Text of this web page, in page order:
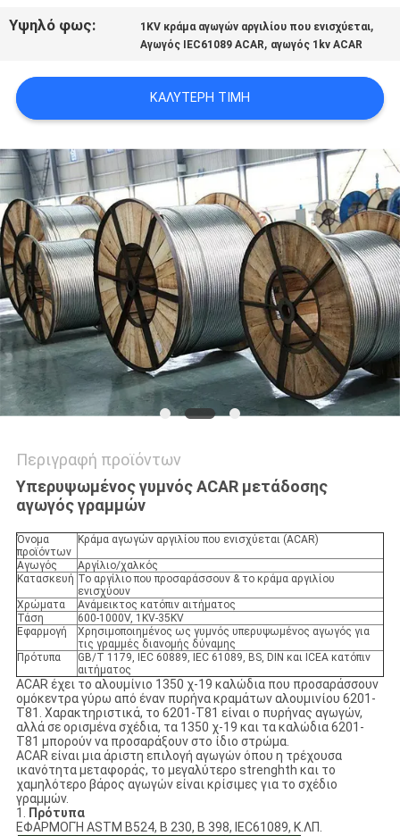
ΖΗΤΉΣΤΕ
ΑΠΌΣΠΑΣΜΑ
PRIVACY
POLICY
Υψηλό φως: 1KV κράμα αγωγών αργιλίου που ενισχύεται,
Αγωγός IEC61089 ACAR, αγωγός 1kv ACAR
ΚΑΛΎΤΕΡΗ ΤΙΜΉ
Περιγραφή προϊόντων
Υπερυψωμένος γυμνός ACAR μετάδοσης
αγωγός γραμμών
Όνομα
προϊόντων
Κράμα αγωγών αργιλίου που ενισχύεται (ACAR)
Αγωγός
Αργίλιο/χαλκός
Κατασκευή Το αργίλιο που προσαράσσουν & το κράμα αργιλίου
ενισχύουν
Χρώματα
Ανάμεικτος κατόπιν αιτήματος
Τάση
600-1000V, 1KV-35KV
Εφαρμογή
Χρησιμοποιημένος ως γυμνός υπερυψωμένος αγωγός για
τις γραμμές διανομής δύναμης
Πρότυπα
GB/T 1179, IEC 60889, IEC 61089, BS, DIN και ICEA κατόπιν
αιτήματος
ACAR έχει το αλουμίνιο 1350 χ-19 καλώδια που προσαράσσουν
ομόκεντρα γύρω από έναν πυρήνα κραμάτων αλουμινίου 6201-
T81. Χαρακτηριστικά, το 6201-T81 είναι ο πυρήνας αγωγών,
αλλά σε ορισμένα σχέδια, τα 1350 χ-19 και τα καλώδια 6201-
T81 μπορούν να προσαράξουν στο ίδιο στρώμα.
ACAR είναι μια άριστη επιλογή αγωγών όπου η τρέχουσα
ικανότητα μεταφοράς, το μεγαλύτερο strenghth και το
χαμηλότερο βάρος αγωγών είναι κρίσιμες για το σχέδιο
γραμμών.
1. Πρότυπα
ΕΦΑΡΜΟΓΉ ASTM B524, Β 230, Β 398, IEC61089, Κ.ΛΠ.